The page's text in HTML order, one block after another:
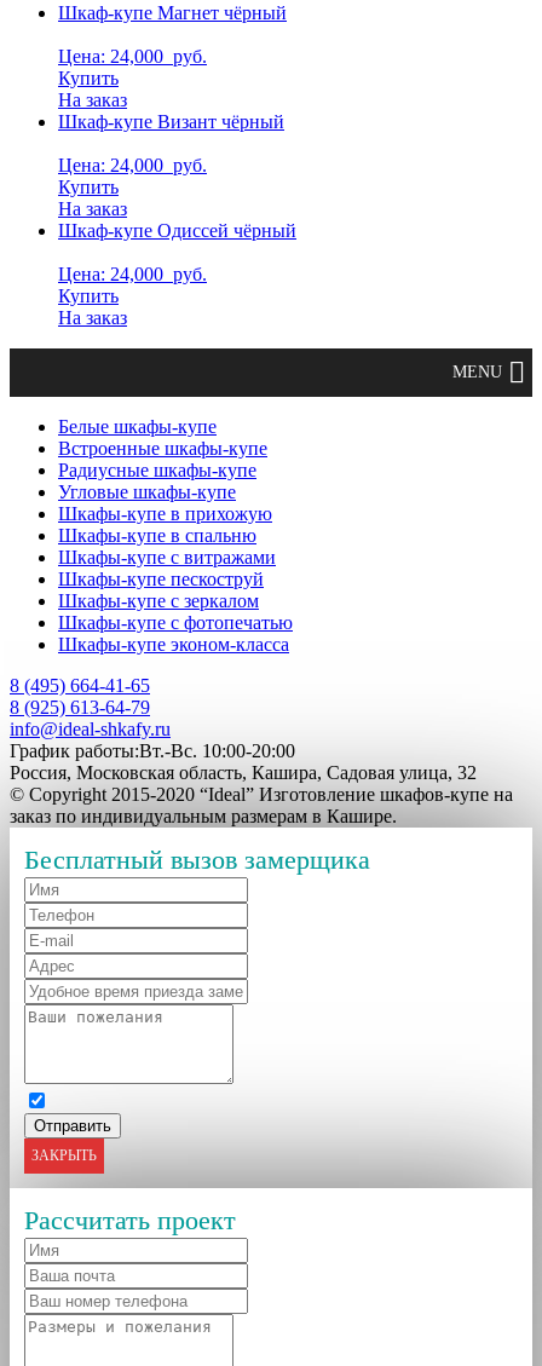
Шкаф-купе Магнет чёрный
Цена: 24,000 руб.
Купить
На заказ
Шкаф-купе Визант чёрный
Цена: 24,000 руб.
Купить
На заказ
Шкаф-купе Одиссей чёрный
Цена: 24,000 руб.
Купить
На заказ
Белые шкафы-купе
Встроенные шкафы-купе
Радиусные шкафы-купе
Угловые шкафы-купе
Шкафы-купе в прихожую
Шкафы-купе в спальню
Шкафы-купе с витражами
Шкафы-купе пескоструй
Шкафы-купе с зеркалом
Шкафы-купе с фотопечатью
Шкафы-купе эконом-класса
8 (495) 664-41-65
8 (925) 613-64-79
info@ideal-shkafy.ru
График работы:Вт.-Вс. 10:00-20:00
Россия, Московская область, Кашира, Садовая улица, 32
© Copyright 2015-2020 “Ideal” Изготовление шкафов-купе на
заказ по индивидуальным размерам в Кашире.
Бесплатный вызов замерщика
ЗАКРЫТЬ
Рассчитать проект